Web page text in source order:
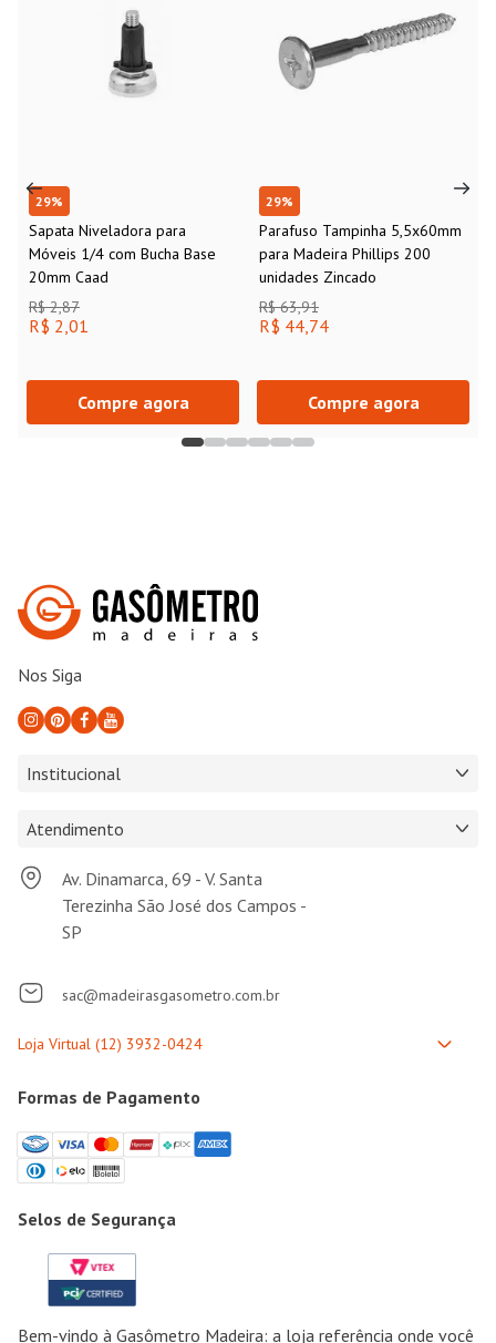
29%
Sapata Niveladora para
Móveis 1/4 com Bucha Base
20mm Caad
R$ 2,87
R$ 2,01
Compre agora
29%
Parafuso Tampinha 5,5x60mm
para Madeira Phillips 200
unidades Zincado
R$ 63,91
R$ 44,74
Compre agora
Nos Siga
Institucional
Atendimento
Av. Dinamarca, 69 - V. Santa
Terezinha São José dos Campos -
SP
sac@madeirasgasometro.com.br
Formas de Pagamento
Selos de Segurança
Bem-vindo à Gasômetro Madeira: a loja referência onde você